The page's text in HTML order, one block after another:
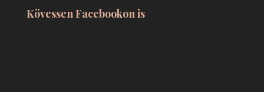
Kövessen Facebookon is